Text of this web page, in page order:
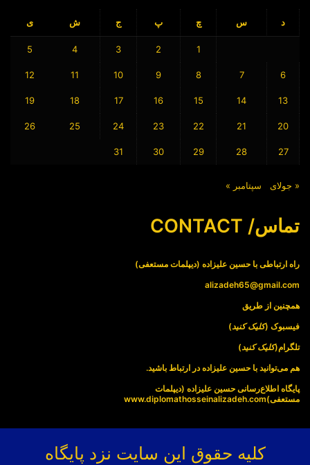
د س چ پ ج ش ی
1
2
3
4
5
6
7
8
9
10
11
12
13
14
15
16
17
18
19
20
21
22
23
24
25
26
27
28
29
30
31
« جولای سپتامبر »
تماس/ CONTACT
راه ارتباطی با حسین علیزاده (دیپلمات مستعفی)
alizadeh65@gmail.com
همچنین از طریق
فیسبوک (کلیک کنید)
تلگرام(کلیک کنید)
هم می‌توانید با حسین علیزاده در ارتباط باشید.
پایگاه اطلاع‌رسانی حسین علیزاده (دیپلمات
مستعفی)www.diplomathosseinalizadeh.com
کلیه حقوق این سایت نزد پایگاه